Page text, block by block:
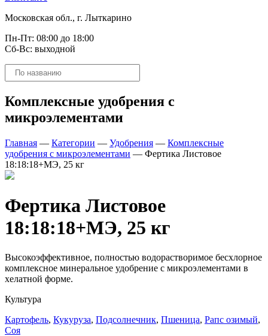
Московская обл., г. Лыткарино
Пн-Пт: 08:00 до 18:00
Сб-Вс: выходной
Поиск
товаров
Комплексные удобрения с
микроэлементами
Главная — Категории — Удобрения — Комплексные
удобрения с микроэлементами — Фертика Листовое
18:18:18+МЭ, 25 кг
Фертика Листовое
18:18:18+МЭ, 25 кг
Высокоэффективное, полностью водорастворимое бесхлорное
комплексное минеральное удобрение с микроэлементами в
хелатной форме.
Культура
Картофель, Кукуруза, Подсолнечник, Пшеница, Рапс озимый,
Соя